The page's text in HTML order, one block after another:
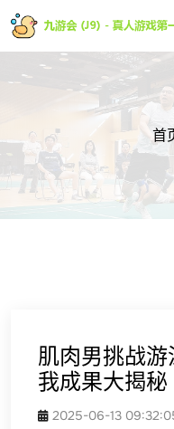
首
肌肉男挑战
我成果大揭秘
2025-06-13